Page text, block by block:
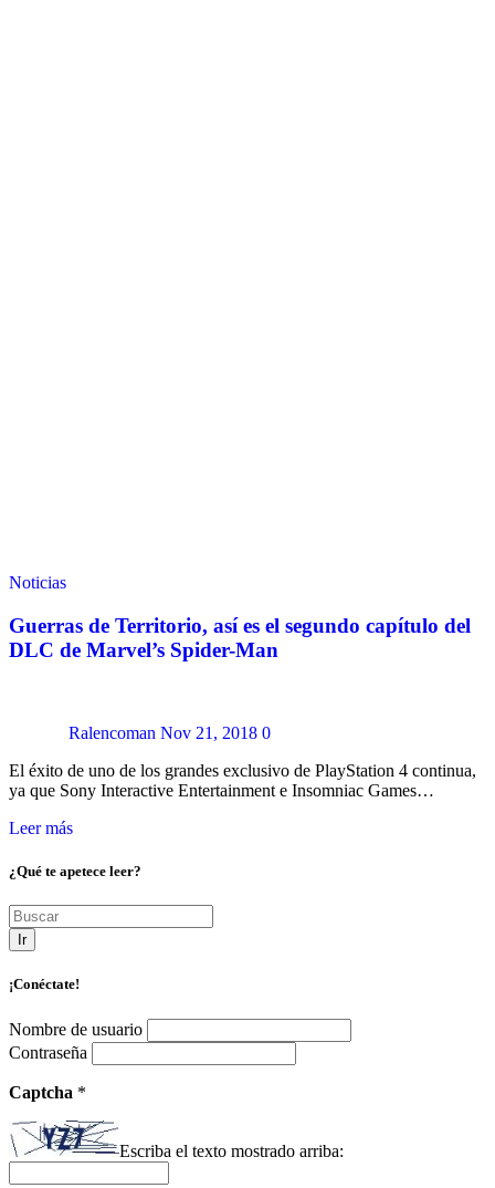
Noticias
Guerras de Territorio, así es el segundo capítulo del
DLC de Marvel’s Spider-Man
Ralencoman Nov 21, 2018 0
El éxito de uno de los grandes exclusivo de PlayStation 4 continua,
ya que Sony Interactive Entertainment e Insomniac Games…
Leer más
¿Qué te apetece leer?
Ir
¡Conéctate!
Nombre de usuario
Contraseña
Captcha *
Escriba el texto mostrado arriba: